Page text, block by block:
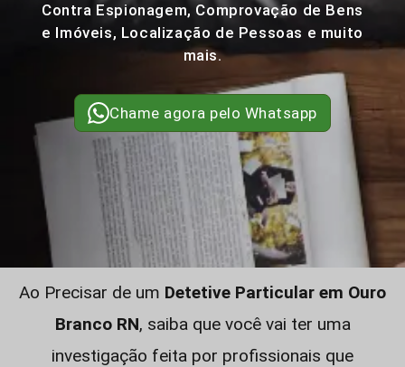
Contra Espionagem, Comprovação de Bens
e Imóveis, Localização de Pessoas e muito
mais.
Chame agora pelo Whatsapp
Ao Precisar de um Detetive Particular em Ouro
Branco RN, saiba que você vai ter uma
investigação feita por profissionais que